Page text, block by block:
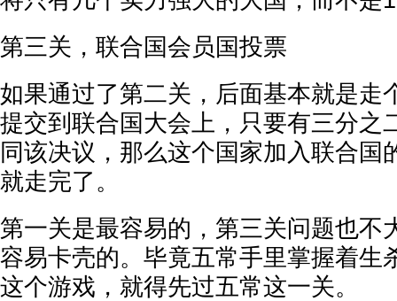
第三关，联合国会员国投票
如果通过了第二关，后面基本就是走
提交到联合国大会上，只要有三分之
同该决议，那么这个国家加入联合国
就走完了。
第一关是最容易的，第三关问题也不
容易卡壳的。毕竟五常手里掌握着生
这个游戏，就得先过五常这一关。